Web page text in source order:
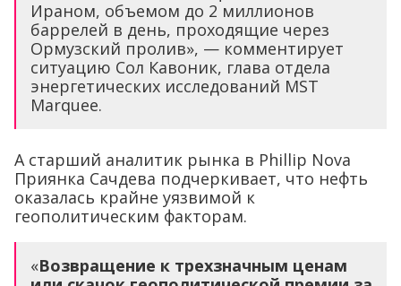
Ираном, объемом до 2 миллионов
баррелей в день, проходящие через
Ормузский пролив», — комментирует
ситуацию Сол Кавоник, глава отдела
энергетических исследований MST
Marquee.
А старший аналитик рынка в Phillip Nova
Приянка Сачдева подчеркивает, что нефть
оказалась крайне уязвимой к
геополитическим факторам.
«Возвращение к трехзначным ценам